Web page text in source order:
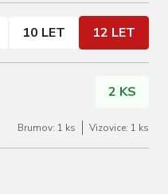
10 LET 12 LET
2 KS
Brumov: 1 ks Vizovice: 1 ks